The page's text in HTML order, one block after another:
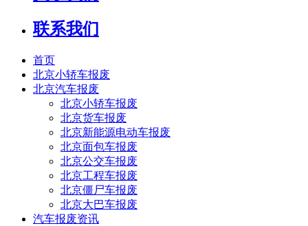
联系我们
首页
北京小轿车报废
北京汽车报废
北京小轿车报废
北京货车报废
北京新能源电动车报废
北京面包车报废
北京公交车报废
北京工程车报废
北京僵尸车报废
北京大巴车报废
汽车报废资讯